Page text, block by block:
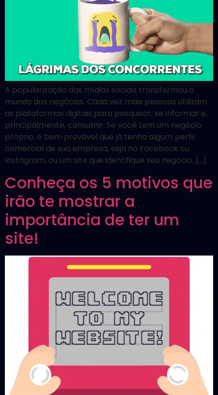
A popularização das mídias sociais transformou o
mundo dos negócios. Cada vez mais pessoas utilizam
as plataformas digitais para pesquisar, se informar e,
principalmente, consumir. Se você tem um negócio
próprio, é bem provável que já tenha algum perfil
comercial de sua empresa, seja no Facebook ou
Instagram, ou um site que identifique seu negócio. […]
Conheça os 5 motivos que
irão te mostrar a
importância de ter um
site!